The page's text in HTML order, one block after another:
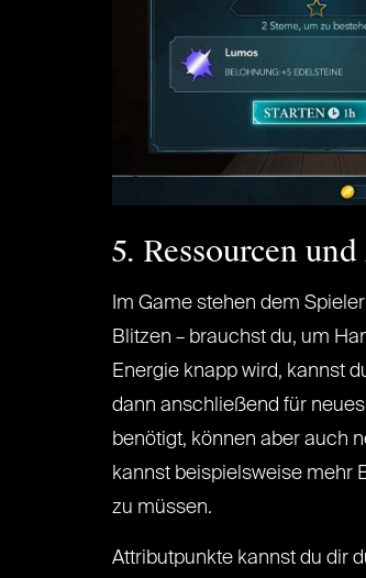
5. Ressourcen
Im Game stehen dem
Blitzen – brauchst du, um
Energie knapp wird, kannst
dann anschließend für
benötigt, können aber auch
kannst beispielsweise mehr
zu müssen.
Attributpunkte kannst du dir